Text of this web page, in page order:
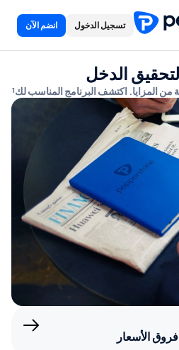
تسجيل الدخول انضم الآن
من المزايا. اكتشف البرنامج المناسب لك¹